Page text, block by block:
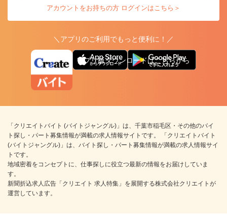
アカウントをお持ちの方 ログインはこちら＞
＼アプリのご利用でもっと便利に！／
アプリ版ダウンロードはこちらから
「クリエイトバイト (バイトジャングル)」は、千葉市稲毛区・その他のバイ
ト探し・パート募集情報が満載の求人情報サイトです。 「クリエイトバイト
(バイトジャングル)」は、バイト探し・パート募集情報が満載の求人情報サイ
トです。
地域密着をコンセプトに、仕事探しに役立つ最新の情報をお届けしていま
す。
新聞折込求人広告「クリエイト 求人特集」を展開する株式会社クリエイトが
運営しています。